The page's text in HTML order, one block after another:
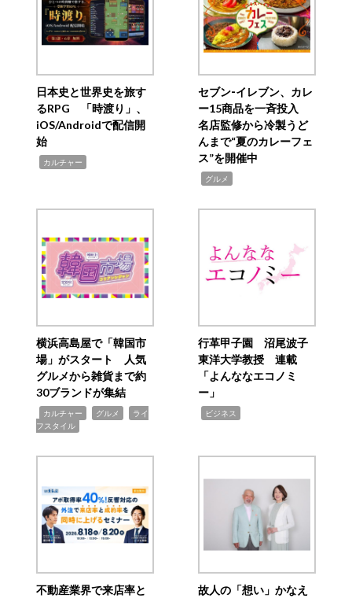
日本史と世界史を旅す
るRPG 「時渡り」、
iOS/Androidで配信開
始
カルチャー
セブン‐イレブン、カレ
ー15商品を一斉投入
名店監修から冷製うど
んまで“夏のカレーフェ
ス”を開催中
グルメ
横浜高島屋で「韓国市
場」がスタート 人気
グルメから雑貨まで約
30ブランドが集結
カルチャー グルメ
ライ
フスタイル
行革甲子園 沼尾波子
東洋大学教授 連載
「よんななエコノミ
ー」
ビジネス
不動産業界で来店率と
故人の「想い」かなえ